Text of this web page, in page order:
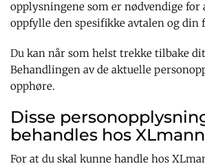
opplysningene som er nødvendige for
oppfylle den spesifikke avtalen og din
Du kan når som helst trekke tilbake
Behandlingen av de aktuelle
opphøre.
Disse
behandles hos
For at du skal kunne handle hos